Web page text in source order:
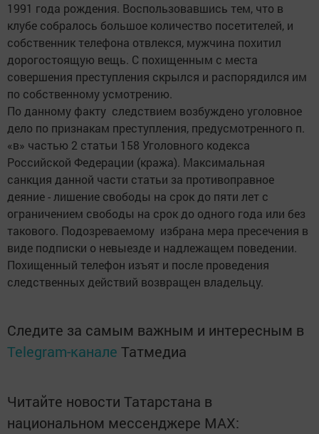
1991 года рождения. Воспользовавшись тем, что в
клубе собралось большое количество посетителей, и
собственник телефона отвлекся, мужчина похитил
дорогостоящую вещь. С похищенным с места
совершения преступления скрылся и распорядился им
по собственному усмотрению.
По данному факту следствием возбуждено уголовное
дело по признакам преступления, предусмотренного п.
«в» частью 2 статьи 158 Уголовного кодекса
Российской Федерации (кража). Максимальная
санкция данной части статьи за противоправное
деяние - лишение свободы на срок до пяти лет с
ограничением свободы на срок до одного года или без
такового. Подозреваемому избрана мера пресечения в
виде подписки о невыезде и надлежащем поведении.
Похищенный телефон изъят и после проведения
следственных действий возвращен владельцу.
Следите за самым важным и интересным в
Telegram-канале Татмедиа
Читайте новости Татарстана в
национальном мессенджере MАХ: